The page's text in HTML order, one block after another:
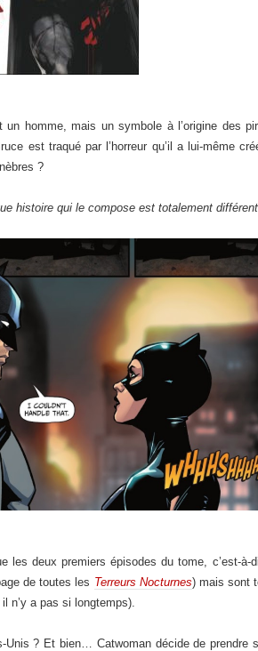
un homme, mais un symbole à l’origine des
est traqué par l’horreur qu’il a lui-même
?
histoire qui le compose est totalement
deux premiers épisodes du tome, c’est-à-
de toutes les Terreurs Nocturnes) mais sont
il n’y a pas si longtemps).
? Et bien… Catwoman décide de prendre